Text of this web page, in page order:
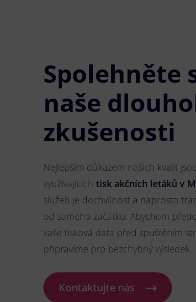
Spolehněte
naše
zkušenosti
Nejlepším důkazem našich kvalit
využívajících tisk akčních letáků v
služeb je dochvilnost a naprosto
od samého začátku. Abychom
vaše tisková data před spuštěním
připravíme pro bezchybný výsledek.
Kontaktujte nás